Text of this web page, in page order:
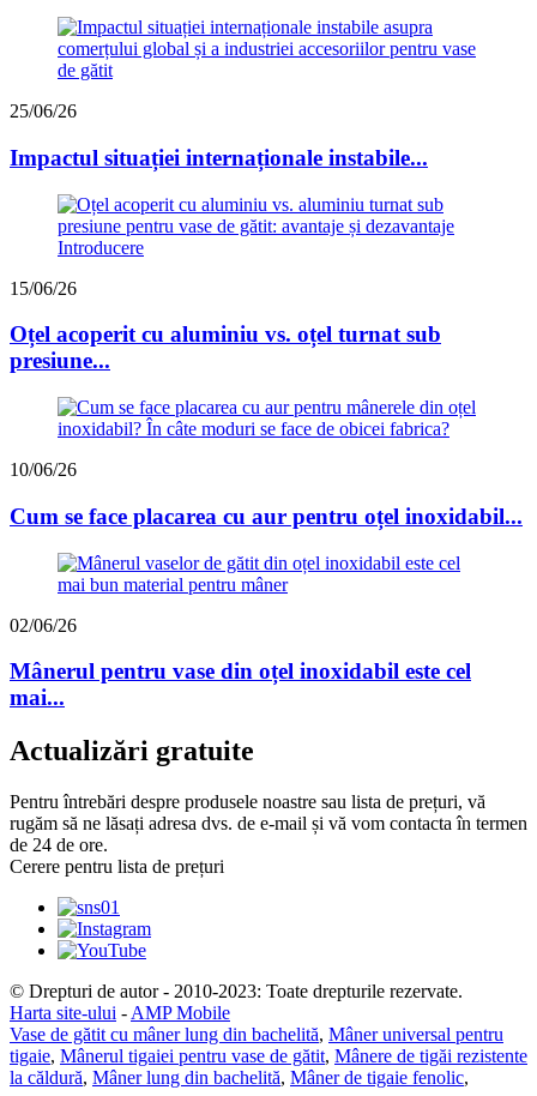
25/06/26
Impactul situației internaționale instabile...
15/06/26
Oțel acoperit cu aluminiu vs. oțel turnat sub
presiune...
10/06/26
Cum se face placarea cu aur pentru oțel inoxidabil...
02/06/26
Mânerul pentru vase din oțel inoxidabil este cel
mai...
Actualizări gratuite
Pentru întrebări despre produsele noastre sau lista de prețuri, vă
rugăm să ne lăsați adresa dvs. de e-mail și vă vom contacta în termen
de 24 de ore.
Cerere pentru lista de prețuri
© Drepturi de autor - 2010-2023: Toate drepturile rezervate.
Harta site-ului - AMP Mobile
Vase de gătit cu mâner lung din bachelită, Mâner universal pentru
tigaie, Mânerul tigaiei pentru vase de gătit, Mânere de tigăi rezistente
la căldură, Mâner lung din bachelită, Mâner de tigaie fenolic,